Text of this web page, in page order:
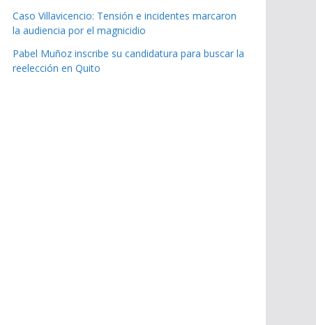
Caso Villavicencio: Tensión e incidentes marcaron
la audiencia por el magnicidio
Pabel Muñoz inscribe su candidatura para buscar la
reelección en Quito